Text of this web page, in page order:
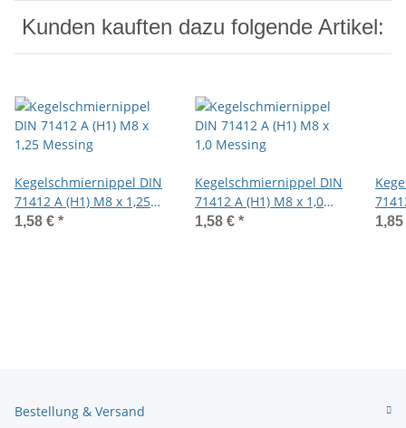
Kunden kauften dazu folgende Artikel:
Kegelschmiernippel DIN
71412 A (H1) M8 x 1,25
Messing
1,58 € *
Kegelschmiernippel DIN
71412 A (H1) M8 x 1,0
Messing
1,58 € *
Bestellung & Versand